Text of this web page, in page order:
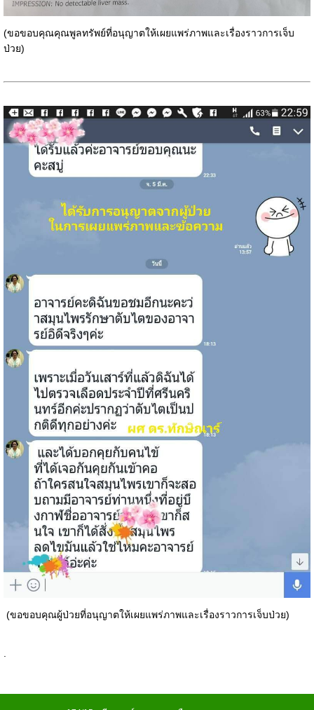
(ขอขอบคุณคุณพูลทรัพย์ที่อนุญาตให้เผยแพร่ภาพและเรื่องราวการเจ็บ
ป่วย)
(ขอขอบคุณผู้ป่วยที่อนุญาตให้เผยแพร่ภาพและเรื่องราวการเจ็บป่วย)
.